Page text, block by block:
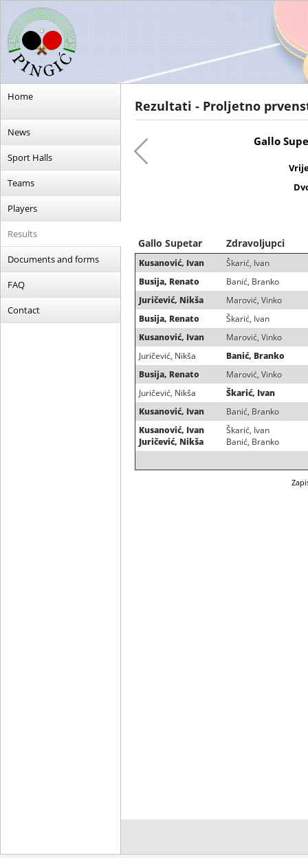
Home
News
Sport Halls
Teams
Players
Results
Documents and forms
FAQ
Contact
Rezultati - Proljetno
Gallo
Gallo Supetar Zdravoljupci
Kusanović, Ivan
Škarić, Ivan
Busija, Renato
Banić, Branko
Juričević, Nikša
Marović, Vinko
Busija, Renato
Škarić, Ivan
Kusanović, Ivan
Marović, Vinko
Juričević, Nikša
Banić, Branko
Busija, Renato
Marović, Vinko
Juričević, Nikša
Škarić, Ivan
Kusanović, Ivan
Banić, Branko
Kusanović, Ivan
Juričević, Nikša
Škarić, Ivan
Banić, Branko